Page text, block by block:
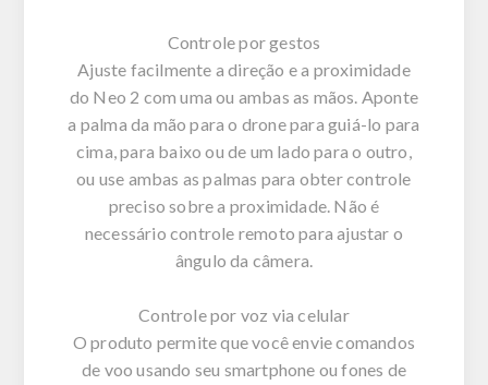
Controle por gestos
Ajuste facilmente a direção e a proximidade
do Neo 2 com uma ou ambas as mãos. Aponte
a palma da mão para o drone para guiá-lo para
cima, para baixo ou de um lado para o outro,
ou use ambas as palmas para obter controle
preciso sobre a proximidade. Não é
necessário controle remoto para ajustar o
ângulo da câmera.
Controle por voz via celular
O produto permite que você envie comandos
de voo usando seu smartphone ou fones de